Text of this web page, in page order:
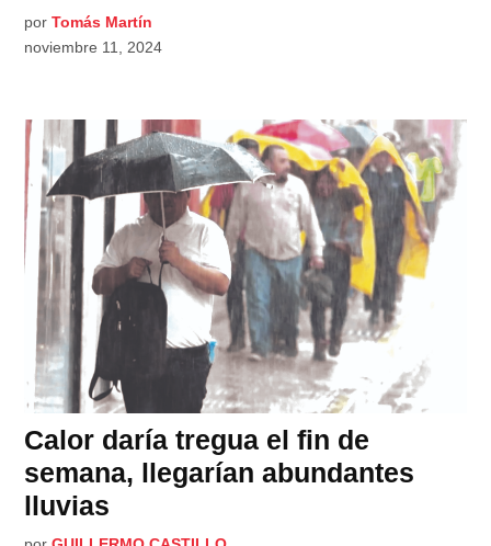
por Tomás Martín
noviembre 11, 2024
Calor daría tregua el fin de
semana, llegarían abundantes
lluvias